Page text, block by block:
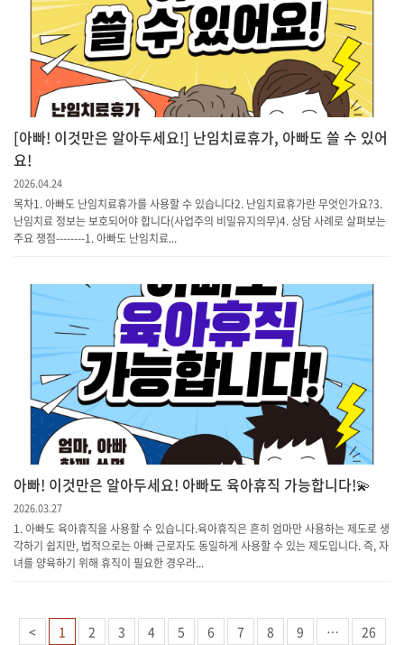
[아빠! 이것만은 알아두세요!] 난임치료휴가, 아빠도 쓸 수 있어
요!
2026.04.24
목차1. 아빠도 난임치료휴가를 사용할 수 있습니다2. 난임치료휴가란 무엇인가요?3.
난임치료 정보는 보호되어야 합니다(사업주의 비밀유지의무)4. 상담 사례로 살펴보는
주요 쟁점--------1. 아빠도 난임치료...
아빠! 이것만은 알아두세요! 아빠도 육아휴직 가능합니다!💫
2026.03.27
1. 아빠도 육아휴직을 사용할 수 있습니다.육아휴직은 흔히 엄마만 사용하는 제도로 생
각하기 쉽지만, 법적으로는 아빠 근로자도 동일하게 사용할 수 있는 제도입니다. 즉, 자
녀를 양육하기 위해 휴직이 필요한 경우라...
< 1 2 3 4 5 6 7 8 9 …
26